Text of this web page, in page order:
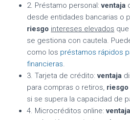
2. Préstamo personal:ventaja
desde entidades bancarias o
riesgo intereses elevados
se gestiona con cautela.
como los préstamos rápidos
financieras.
3. Tarjeta de crédito:ventaja
para compras o retiros, riesgo
si se supera la capacidad de
4. Microcréditos online:ventaja